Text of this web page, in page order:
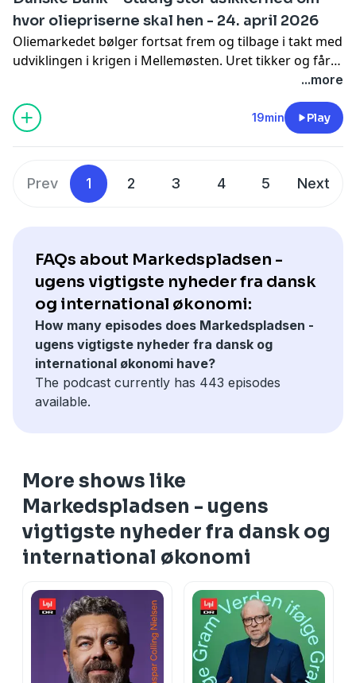
hvor oliepriserne skal hen - 24. april 2026
Oliemarkedet bølger fortsat frem og tilbage i takt med
udviklingen i krigen i Mellemøsten. Uret tikker og får vi
ikke en åbning af Hormuz-strædet snart kigger vi ind i
...more
19min Play
Prev 1 2 3 4 5 Next
FAQs about Markedspladsen -
ugens vigtigste nyheder fra dansk
og international økonomi:
How many episodes does Markedspladsen -
ugens vigtigste nyheder fra dansk og
international økonomi have?
The podcast currently has 443 episodes
available.
More shows like
Markedspladsen - ugens
vigtigste nyheder fra dansk og
international økonomi